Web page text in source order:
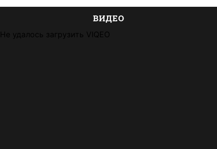
ВИДЕО
Не удалось загрузить VIQEO